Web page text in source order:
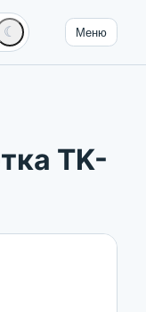
☾ Меню
TK-